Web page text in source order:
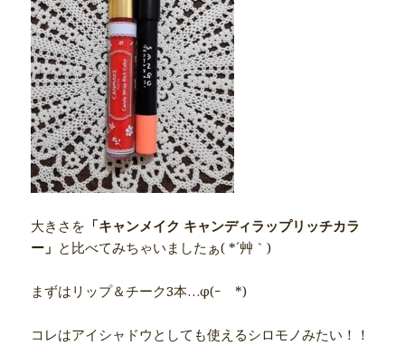
大きさを 「キャンメイク キャンディラップリッチカラ
ー」 と比べてみちゃいましたぁ( *´艸｀)
まずはリップ＆チーク3本…φ(ｰ￣*)
コレはアイシャドウとしても使えるシロモノみたい！！